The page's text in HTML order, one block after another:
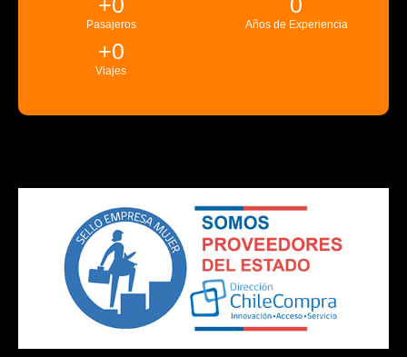
Pasajeros Años de Experiencia
Viajes
+0